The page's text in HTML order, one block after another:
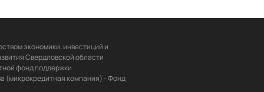
экономики, инвестиций и
Свердловской области
фонд поддержки
(микрокредитная компания) - Фонд